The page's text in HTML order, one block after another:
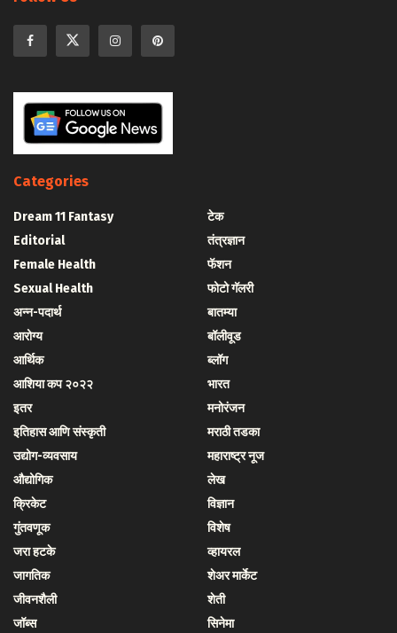
Categories
Dream 11 Fantasy
Editorial
Female Health
Sexual Health
अन्न-पदार्थ
आरोग्य
आर्थिक
आशिया कप २०२२
इतर
इतिहास आणि संस्कृती
उद्योग-व्यवसाय
औद्योगिक
क्रिकेट
गुंतवणूक
जरा हटके
जागतिक
जीवनशैली
जॉब्स
टेक
तंत्रज्ञान
फॅशन
फोटो गॅलरी
बातम्या
बॉलीवूड
ब्लॉग
भारत
मनोरंजन
मराठी तडका
महाराष्ट्र नूज
लेख
विज्ञान
विशेष
व्हायरल
शेअर मार्केट
शेती
सिनेमा